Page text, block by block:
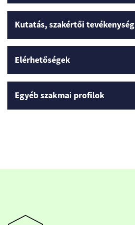
Kutatás, szakértői tevékenység
Elérhetőségek
Egyéb szakmai profilok